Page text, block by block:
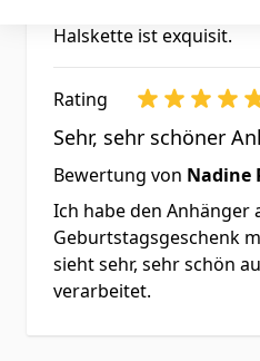
Halskette ist exquisit.
Rating
Sehr, sehr schöner
Bewertung von Nadine
Ich habe den Anhänger
Geburtstagsgeschenk
sieht sehr, sehr schön
verarbeitet.